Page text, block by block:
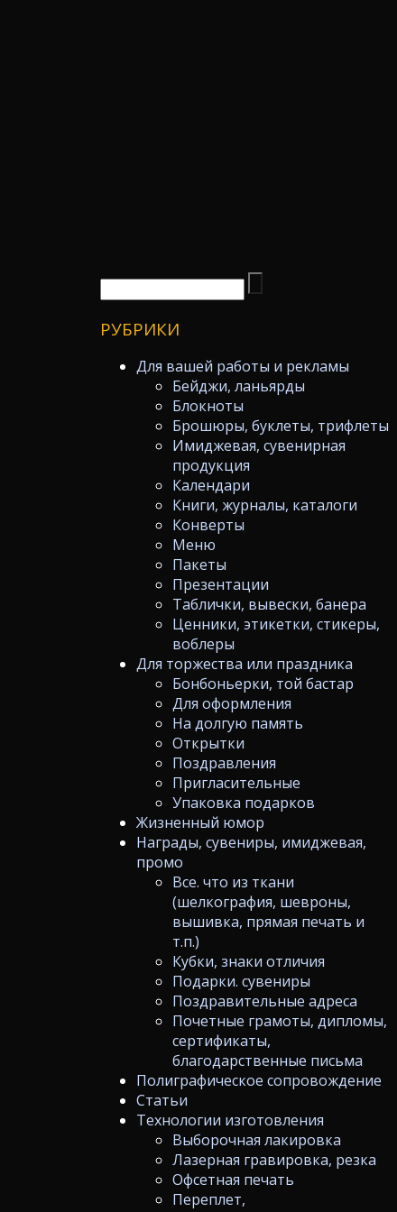
РУБРИКИ
Для вашей работы и рекламы
Бейджи, ланьярды
Блокноты
Брошюры, буклеты, трифлеты
Имиджевая, сувенирная
продукция
Календари
Книги, журналы, каталоги
Конверты
Меню
Пакеты
Презентации
Таблички, вывески, банера
Ценники, этикетки, стикеры,
воблеры
Для торжества или праздника
Бонбоньерки, той бастар
Для оформления
На долгую память
Открытки
Поздравления
Пригласительные
Упаковка подарков
Жизненный юмор
Награды, сувениры, имиджевая,
промо
Все. что из ткани
(шелкография, шевроны,
вышивка, прямая печать и
т.п.)
Кубки, знаки отличия
Подарки. сувениры
Поздравительные адреса
Почетные грамоты, дипломы,
сертификаты,
благодарственные письма
Полиграфическое сопровождение
Статьи
Технологии изготовления
Выборочная лакировка
Лазерная гравировка, резка
Офсетная печать
Переплет,